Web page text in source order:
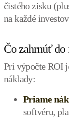
čistého zisku
na každé
Čo zahrnúť do
Pri výpočte ROI
náklady:
Priame
softvéru,